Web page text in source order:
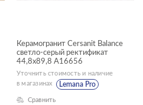
Керамогранит Cersanit Balance
светло-серый ректификат
44,8x89,8 A16656
Уточнить стоимость и наличие
в магазинах
Lemana Pro
Сравнить